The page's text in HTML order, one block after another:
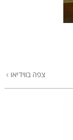
צפה בווידיאו